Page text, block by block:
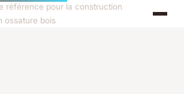
référence pour la construction
ossature bois